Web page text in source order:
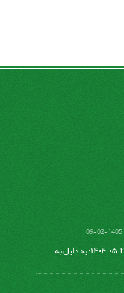
1405-02-09
عدم دسترسی به سایت در تاریخ ۱۴۰۴.۰۵.۲۷؛ به دلیل به